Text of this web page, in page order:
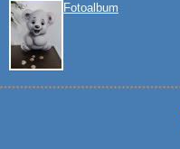
Fotoalbum